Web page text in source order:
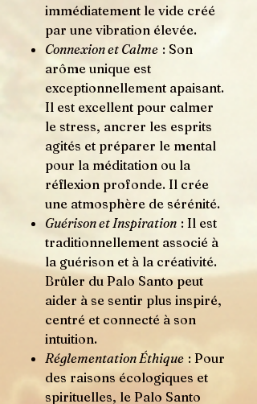
immédiatement le vide créé
par une vibration élevée.
Connexion et Calme : Son
arôme unique est
exceptionnellement apaisant.
Il est excellent pour calmer
le stress, ancrer les esprits
agités et préparer le mental
pour la méditation ou la
réflexion profonde. Il crée
une atmosphère de sérénité.
Guérison et Inspiration : Il est
traditionnellement associé à
la guérison et à la créativité.
Brûler du Palo Santo peut
aider à se sentir plus inspiré,
centré et connecté à son
intuition.
Réglementation Éthique : Pour
des raisons écologiques et
spirituelles, le Palo Santo